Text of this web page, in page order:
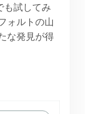
も試してみ
ォルトの山
な発見が得